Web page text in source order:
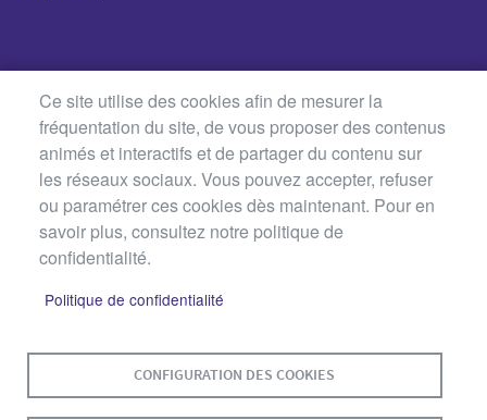
Ce site utilise des cookies afin de mesurer la
fréquentation du site, de vous proposer des contenus
animés et interactifs et de partager du contenu sur
les réseaux sociaux. Vous pouvez accepter, refuser
ou paramétrer ces cookies dès maintenant. Pour en
savoir plus, consultez notre politique de
confidentialité.
Politique de confidentialité
CONFIGURATION DES COOKIES
PIED
PAGE
DONNÉES PERSONNELLES